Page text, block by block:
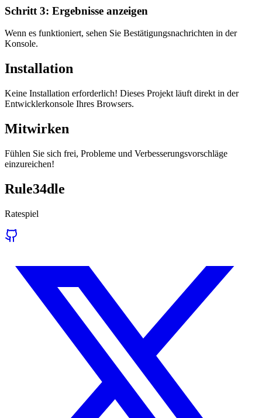
Schritt 3: Ergebnisse anzeigen
Wenn es funktioniert, sehen Sie Bestätigungsnachrichten in der
Konsole.
Installation
Keine Installation erforderlich! Dieses Projekt läuft direkt in der
Entwicklerkonsole Ihres Browsers.
Mitwirken
Fühlen Sie sich frei, Probleme und Verbesserungsvorschläge
einzureichen!
Rule34dle
Ratespiel